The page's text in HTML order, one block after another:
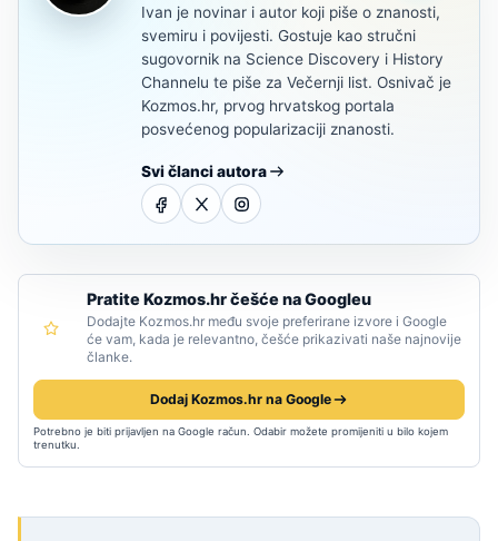
Ivan je novinar i autor koji piše o znanosti,
svemiru i povijesti. Gostuje kao stručni
sugovornik na Science Discovery i History
Channelu te piše za Večernji list. Osnivač je
Kozmos.hr, prvog hrvatskog portala
posvećenog popularizaciji znanosti.
Svi članci autora
Pratite Kozmos.hr češće na Googleu
Dodajte Kozmos.hr među svoje preferirane izvore i Google
će vam, kada je relevantno, češće prikazivati naše najnovije
članke.
Dodaj Kozmos.hr na Google
Potrebno je biti prijavljen na Google račun. Odabir možete promijeniti u bilo kojem
trenutku.